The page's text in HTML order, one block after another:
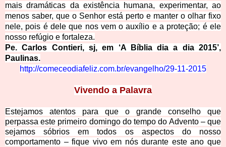
mais dramáticas da existência humana, experimentar, ao
menos saber, que o Senhor está perto e manter o olhar fixo
nele, pois é dele que nos vem o auxílio e a proteção; é ele
nosso refúgio e fortaleza.
Pe. Carlos Contieri, sj, em ‘A Bíblia dia a dia 2015’,
Paulinas.
http://comeceodiafeliz.com.br/evangel ho/29-11-2015
Vivendo a Palavra
Estejamos atentos para que o grande conselho que
perpassa este primeiro domingo do tempo do Advento – que
sejamos sóbrios em todos os aspectos do nosso
comportamento – fique vivo em nós durante este ano que